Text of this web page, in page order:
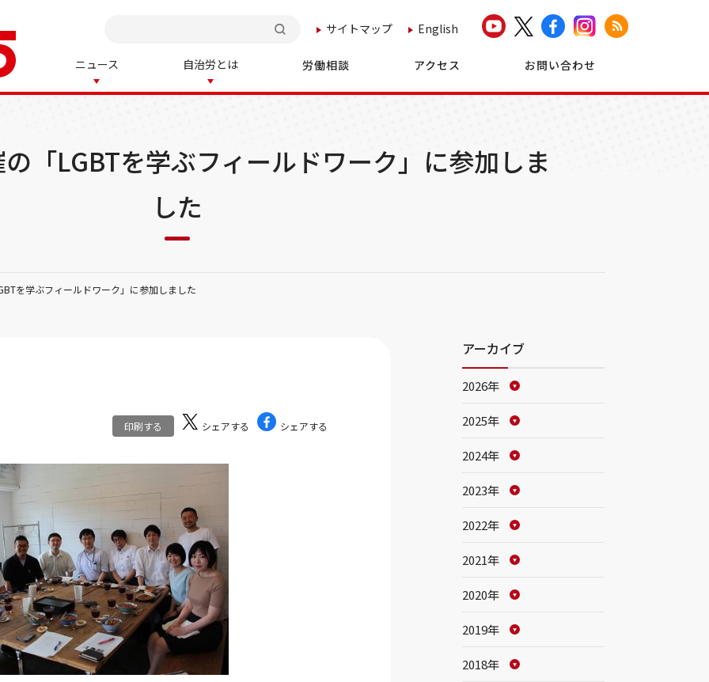
検索 サイトマップ English
ニュース 自治労とは 労働相談 アクセス お問い合わせ
「LGBTを学ぶフィールドワーク」に参加しま
した
を学ぶフィールドワーク」に参加しました
印刷する シェアする シェアする
アーカイブ
2026年
2025年
2024年
2023年
2022年
2021年
2020年
2019年
2018年